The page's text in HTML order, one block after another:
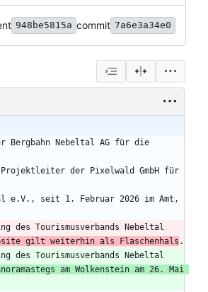
948be5815a commit 7a6e3a34e0
Nebeltal AG für die
der Pixelwald GmbH für
e.V., seit 1. Februar 2026 im Amt,
des Tourismusverbands Nebeltal
gilt weiterhin als Flaschenhals
des Tourismusverbands Nebeltal
am Wolkenstein am 26. Mai